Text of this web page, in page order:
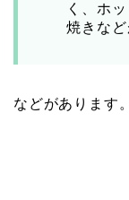
く、ホ
焼きな
などがあります。